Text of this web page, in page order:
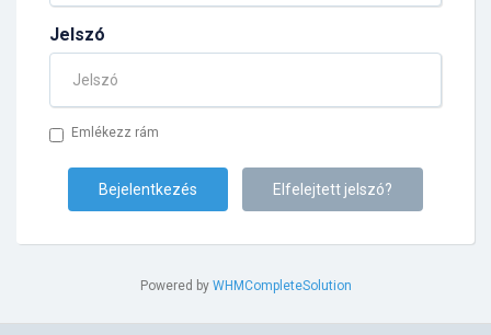
Jelszó
Emlékezz rám
Elfelejtett jelszó?
Powered by WHMCompleteSolution